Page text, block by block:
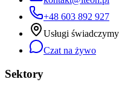
+48 603 892 927
Usługi
Czat na żywo
Sektory